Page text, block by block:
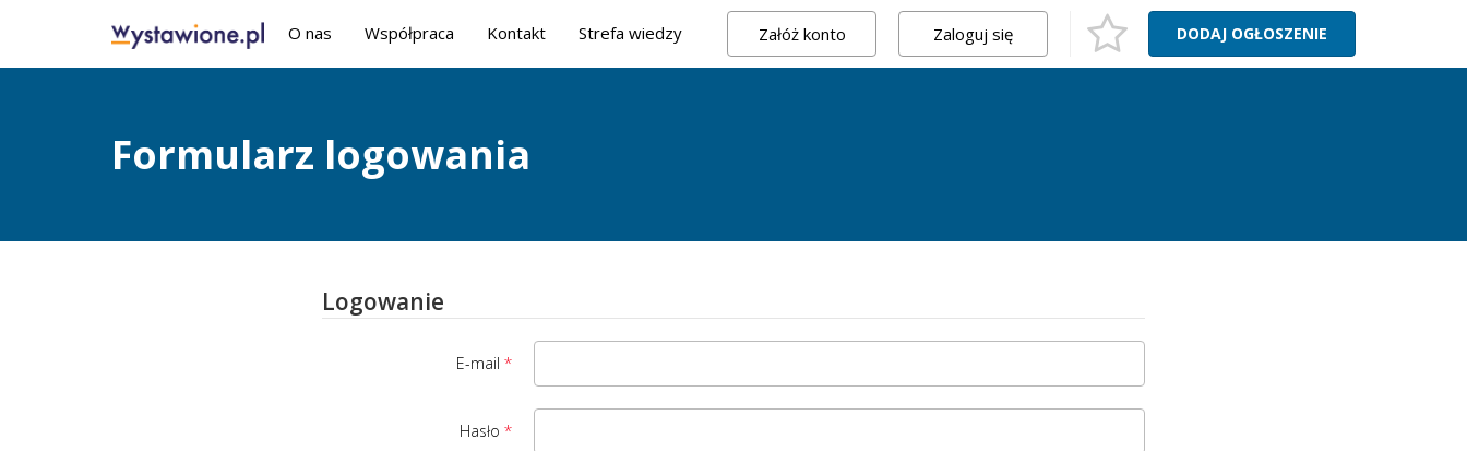
O nas Współpraca Kontakt Strefa wiedzy DODAJ OGŁOSZENIE
Załóż konto Zaloguj się
Formularz logowania
Logowanie
E-mail
Hasło